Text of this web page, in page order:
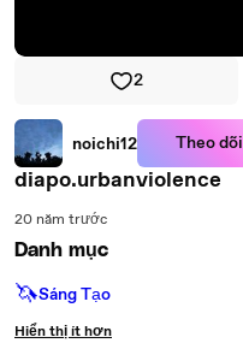
2
noichi12 Theo dõi
diapo.urbanviolence
20 năm trước
Danh mục
🦄Sáng Tạo
Hiển thị ít hơn